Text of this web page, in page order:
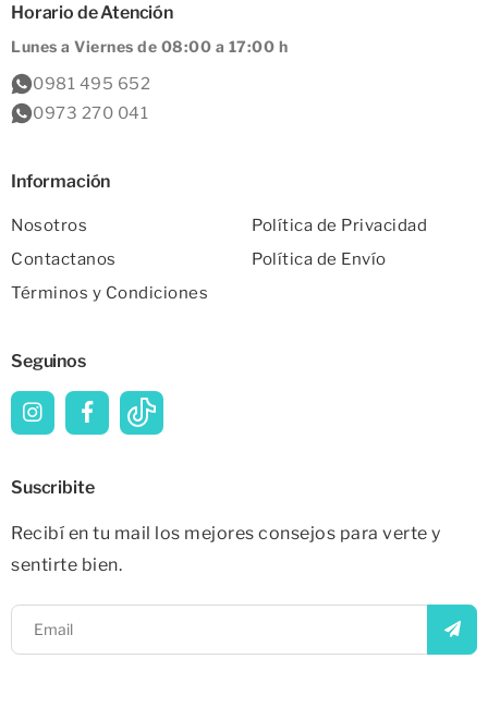
Horario de Atención
Lunes a Viernes de 08:00 a 17:00 h
0981 495 652
0973 270 041
Información
Nosotros
Contactanos
Términos y Condiciones
Política de Privacidad
Política de Envío
Seguinos
Suscribite
Recibí en tu mail los mejores consejos para verte y
sentirte bien.